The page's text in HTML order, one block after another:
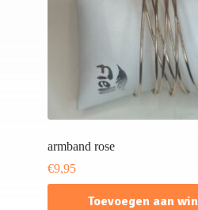
armband rose
€9,95
Toevoegen aan